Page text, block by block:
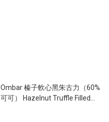
Ombar 榛子軟心黑朱古力（60%
可可） Hazelnut Truffle Filled